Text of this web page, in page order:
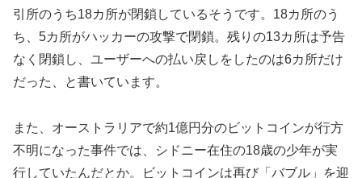
引所のうち18カ所が閉鎖しているそうです。18カ所のう
ち、5カ所がハッカーの攻撃で閉鎖。残りの13カ所は予告
なく閉鎖し、ユーザーへの払い戻しをしたのは6カ所だけ
だった、と書いています。
また、オーストラリアで約1億円分のビットコインが行方
不明になった事件では、シドニー在住の18歳の少年が実
行していたんだとか。ビットコインは再び「バブル」を迎